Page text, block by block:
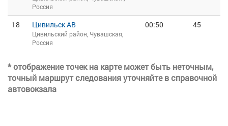
Россия
18 Цивильск АВ
Цивильский район, Чувашская,
Россия
00:50 45
* отображение точек на карте может быть неточным,
точный маршрут следования уточняйте в справочной
автовокзала